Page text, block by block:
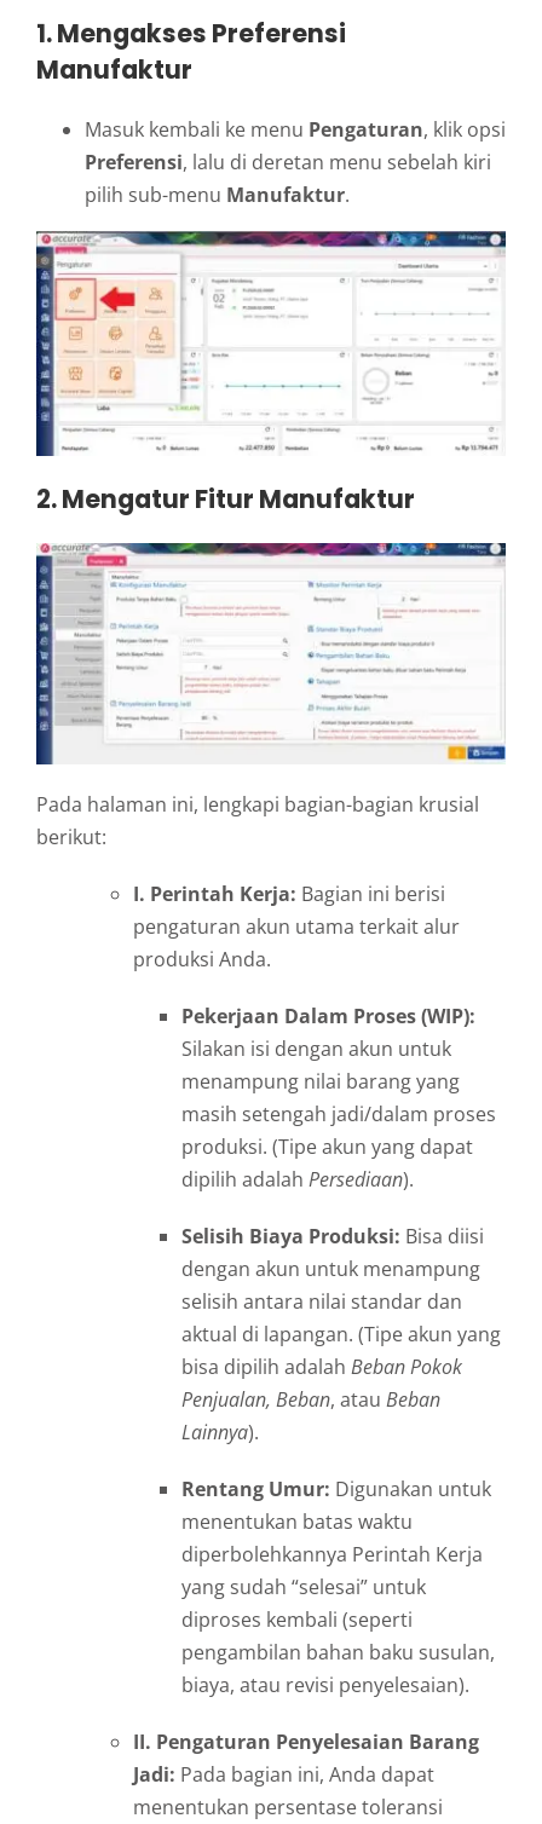
1. Mengakses Preferensi
Manufaktur
Masuk kembali ke menu Pengaturan, klik opsi
Preferensi, lalu di deretan menu sebelah kiri
pilih sub-menu Manufaktur.
2. Mengatur Fitur Manufaktur
Pada halaman ini, lengkapi bagian-bagian krusial
berikut:
I. Perintah Kerja: Bagian ini berisi
pengaturan akun utama terkait alur
produksi Anda.
Pekerjaan Dalam Proses (WIP):
Silakan isi dengan akun untuk
menampung nilai barang yang
masih setengah jadi/dalam proses
produksi. (Tipe akun yang dapat
dipilih adalah Persediaan).
Selisih Biaya Produksi: Bisa diisi
dengan akun untuk menampung
selisih antara nilai standar dan
aktual di lapangan. (Tipe akun yang
bisa dipilih adalah Beban Pokok
Penjualan, Beban, atau Beban
Lainnya).
Rentang Umur: Digunakan untuk
menentukan batas waktu
diperbolehkannya Perintah Kerja
yang sudah “selesai” untuk
diproses kembali (seperti
pengambilan bahan baku susulan,
biaya, atau revisi penyelesaian).
II. Pengaturan Penyelesaian Barang
Jadi: Pada bagian ini, Anda dapat
menentukan persentase toleransi